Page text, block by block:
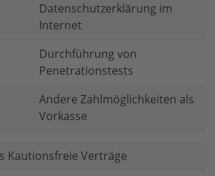
Datenschutzerklärung im
Internet
Durchführung von
Penetrationstests
Andere Zahlmöglichkeiten als
Vorkasse
Kautionsfreie Verträge